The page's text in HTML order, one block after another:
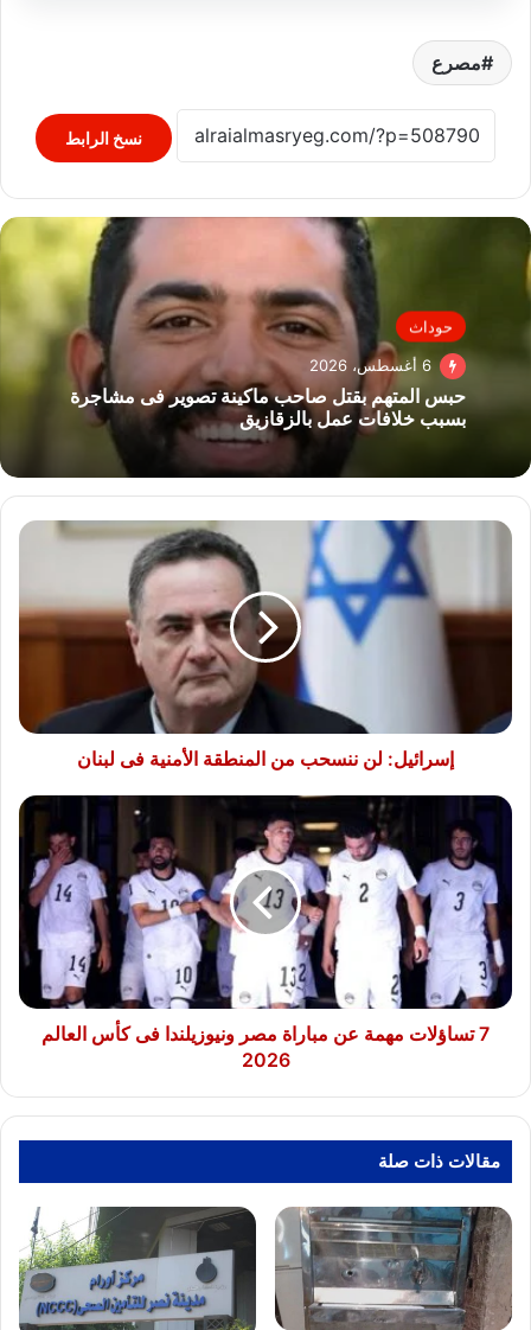
مصرع
نسخ الرابط
حوداث
6 أغسطس، 2026
حبس المتهم بقتل صاحب ماكينة تصوير فى مشاجرة
بسبب خلافات عمل بالزقازيق
إسرائيل:
من
إسرائيل: لن ننسحب من المنطقة الأمنية فى لبنان
7
تساؤلات
مهمة
عن
مباراة
مصر
ونيوزيلندا
فى
كأس
العالم7 تساؤلات مهمة عن مباراة مصر ونيوزيلندا فى كأس العالم
2026
مقالات ذات صلة